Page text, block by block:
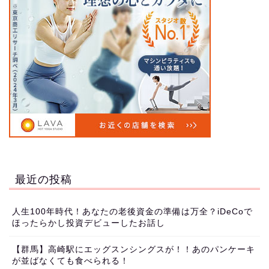
最近の投稿
人生100年時代！あなたの老後資金の準備は万全？iDeCoで
ほったらかし投資デビューしたお話し
【群馬】高崎駅にエッグスンシングスが！！あのパンケーキ
が並ばなくても食べられる！